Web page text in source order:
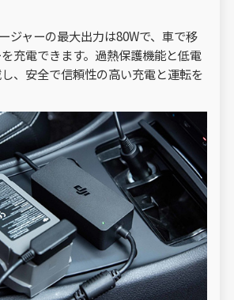
ジャーの最大出力は80Wで、車で移
充電できます。過熱保護機能と低電
、安全で信頼性の高い充電と運転を